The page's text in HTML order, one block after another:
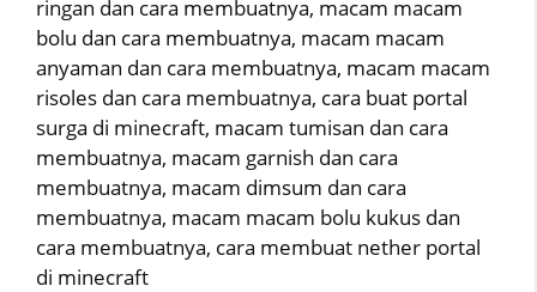
ringan dan cara membuatnya, macam macam
bolu dan cara membuatnya, macam macam
anyaman dan cara membuatnya, macam macam
risoles dan cara membuatnya, cara buat portal
surga di minecraft, macam tumisan dan cara
membuatnya, macam garnish dan cara
membuatnya, macam dimsum dan cara
membuatnya, macam macam bolu kukus dan
cara membuatnya, cara membuat nether portal
di minecraft